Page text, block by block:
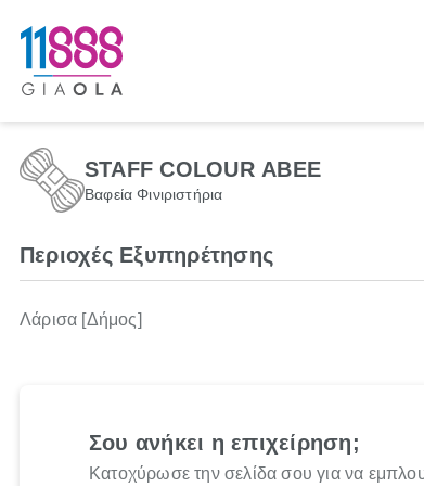
STAFF COLOUR ΑΒΕΕ
Βαφεία Φινιριστήρια
Περιοχές Εξυπηρέτησης
Λάρισα [Δήμος]
Σου ανήκει η επιχείρηση;
Κατοχύρωσε την σελίδα σου για να